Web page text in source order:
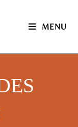
MENU